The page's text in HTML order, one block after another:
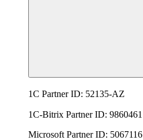
1C Partner ID: 52135-AZ
1C-Bitrix Partner ID: 9860461
Microsoft Partner ID: 5067116